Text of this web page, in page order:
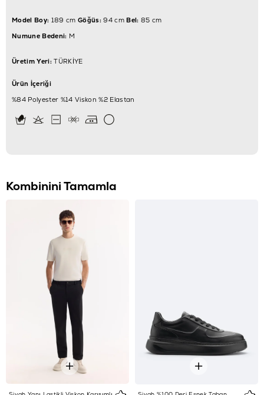
Model Boy: 189 cm Göğüs:94 cmBel: 85 cm
Numune Bedeni: M
Üretim Yeri:TÜRKİYE
Ürün İçeriği
%84 Polyester %14 Viskon %2 Elastan
Kombinini Tamamla